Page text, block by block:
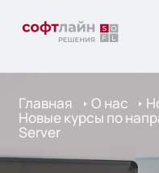
Главная О нас
Новые курсы по
Server